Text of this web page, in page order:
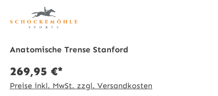
Anatomische Trense Stanford
269,95 €*
Preise inkl. MwSt. zzgl. Versandkosten